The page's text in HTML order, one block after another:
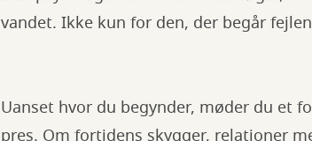
vandet. Ikke kun for den, der begår
Uanset hvor du begynder, møder du et
pres. Om fortidens skygger, relationer